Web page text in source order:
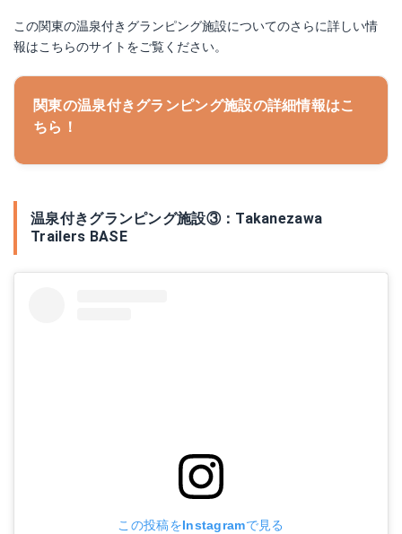
この関東の温泉付きグランピング施設についてのさらに詳しい情
報はこちらのサイトをご覧ください。
関東の温泉付きグランピング施設の詳細情報はこ
ちら！
温泉付きグランピング施設③：Takanezawa
Trailers BASE
この投稿をInstagramで見る